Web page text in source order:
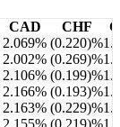
CAD CHF
2.069% (0.220)%
2.002% (0.269)%
2.106% (0.199)%
2.166% (0.193)%
2.163% (0.229)%
2.155% (0.219)%